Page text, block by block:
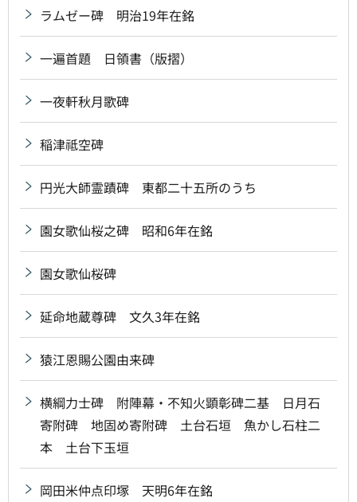
ラムゼー碑 明治19年在銘
一遍首題 日領書（版摺）
一夜軒秋月歌碑
稲津祗空碑
円光大師霊蹟碑 東都二十五所のうち
園女歌仙桜之碑 昭和6年在銘
園女歌仙桜碑
延命地蔵尊碑 文久3年在銘
猿江恩賜公園由来碑
横綱力士碑 附陣幕・不知火顕彰碑二基 日月石
寄附碑 地固め寄附碑 土台石垣 魚かし石柱二
本 土台下玉垣
岡田米仲点印塚 天明6年在銘